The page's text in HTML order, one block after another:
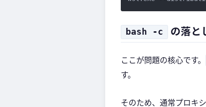
bash -c の落と
ここが問題の核心です。
す。
そのため、通常プロキ